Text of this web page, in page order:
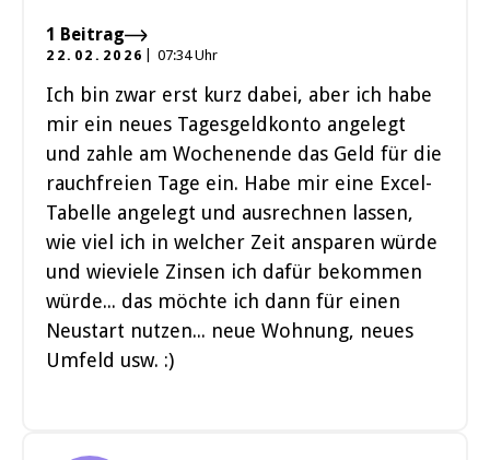
1 Beitrag
22.02.2026 07:34 Uhr
Ich bin zwar erst kurz dabei, aber ich habe
mir ein neues Tagesgeldkonto angelegt
und zahle am Wochenende das Geld für die
rauchfreien Tage ein. Habe mir eine Excel-
Tabelle angelegt und ausrechnen lassen,
wie viel ich in welcher Zeit ansparen würde
und wieviele Zinsen ich dafür bekommen
würde... das möchte ich dann für einen
Neustart nutzen... neue Wohnung, neues
Umfeld usw. :)